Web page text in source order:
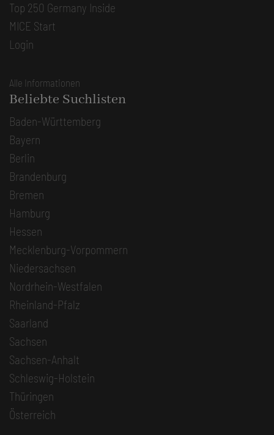
Top 250 Germany Inside
MICE Start
Login
Alle Informationen
Beliebte Suchlisten
Baden-Württemberg
Bayern
Berlin
Brandenburg
Bremen
Hamburg
Hessen
Mecklenburg-Vorpommern
Niedersachsen
Nordrhein-Westfalen
Rheinland-Pfalz
Saarland
Sachsen
Sachsen-Anhalt
Schleswig-Holstein
Thüringen
Österreich